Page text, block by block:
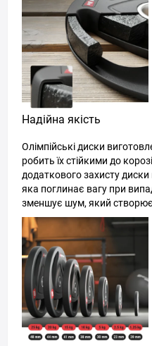
Надійна якість
Олімпійські диски
робить їх стійкими до
додаткового захисту
яка поглинає вагу при
зменшує шум, який